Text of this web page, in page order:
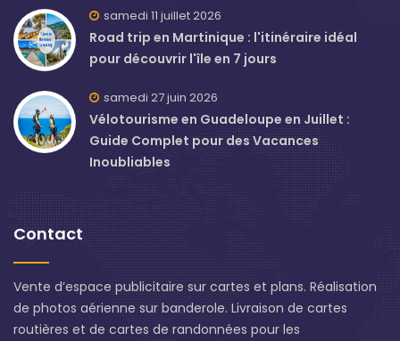
samedi 11 juillet 2026
Road trip en Martinique : l'itinéraire idéal
pour découvrir l'île en 7 jours
samedi 27 juin 2026
Vélotourisme en Guadeloupe en Juillet :
Guide Complet pour des Vacances
Inoubliables
Contact
Vente d’espace publicitaire sur cartes et plans. Réalisation
de photos aérienne sur banderole. Livraison de cartes
routières et de cartes de randonnées pour les